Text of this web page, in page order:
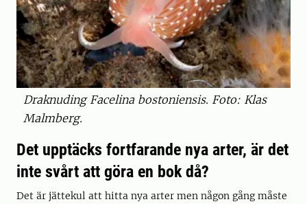
Draknuding Facelina bostoniensis. Foto: Klas
Malmberg.
Det upptäcks fortfarande nya arter, är det
inte svårt att göra en bok då?
Det är jättekul att hitta nya arter men någon gång måste